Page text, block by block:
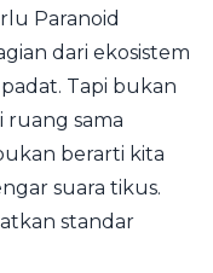
Paranoid
dari ekosistem
Tapi bukan
ruang sama
berarti kita
suara tikus.
standar